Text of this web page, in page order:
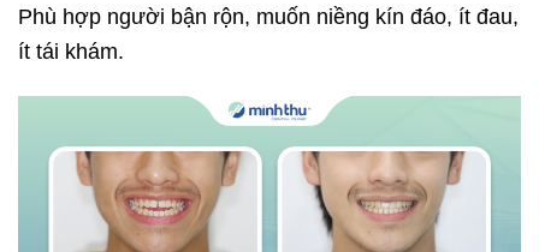
Phù hợp người bận rộn, muốn niềng kín đáo, ít đau,
ít tái khám.